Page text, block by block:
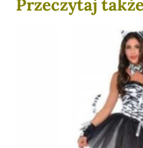
Przeczytaj